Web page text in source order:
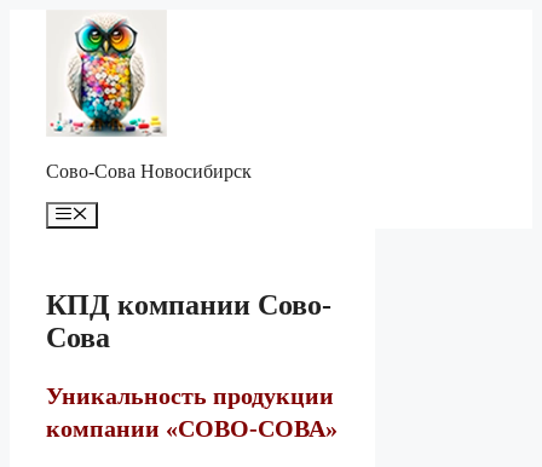
содержимому
Сово-Сова Новосибирск
Меню
КПД компании Сово-
Сова
Уникальность продукции
компании «СОВО-СОВА»